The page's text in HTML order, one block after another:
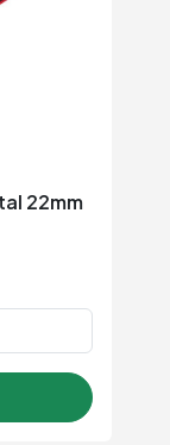
22mm